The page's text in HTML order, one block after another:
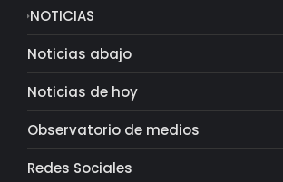
NOTICIAS
Noticias abajo
Noticias de hoy
Observatorio de medios
Redes Sociales